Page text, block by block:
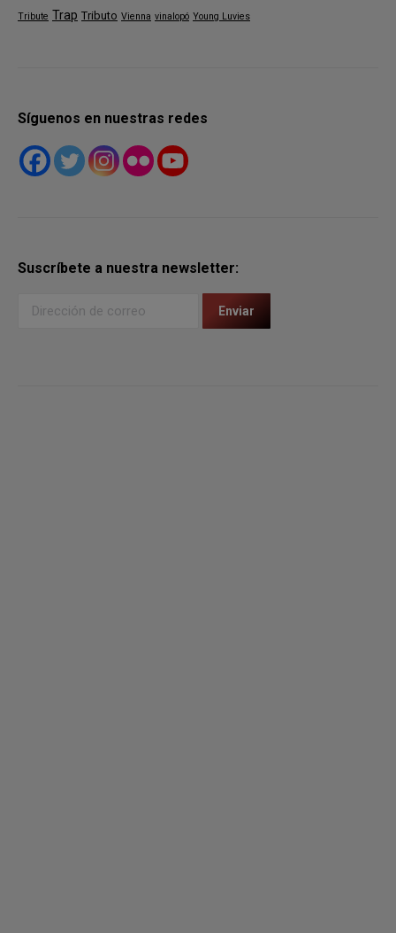
Tribute Trap Tributo Vienna vinalopó Young Luvies
Síguenos en nuestras redes
Suscríbete a nuestra newsletter: